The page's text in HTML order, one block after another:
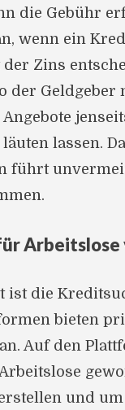
die Gebühr
wenn ein
der Zins
der
lassen.
führt
Arbeitslose
ist die
bieten
Auf den
und